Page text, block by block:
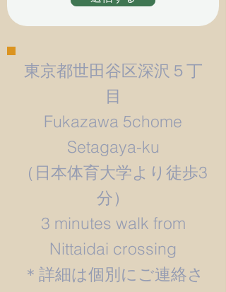
東京都世田谷区深沢５丁
目
Fukazawa 5chome
Setagaya-ku
​（日本体育大学より徒歩3
分）
3 minutes walk from
Nittaidai crossing
＊詳細は個別にご連絡さ